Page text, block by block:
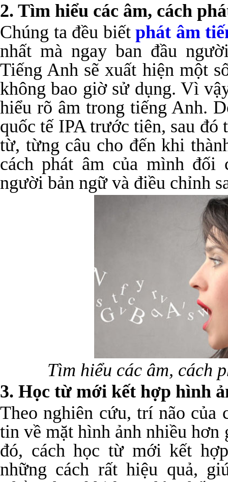
2. Tìm hiểu các âm, cách
Chúng ta đều biết phát âm
nhất mà ngay ban đầu
Tiếng Anh sẽ xuất hiện một
không bao giờ sử dụng. Vì
hiểu rõ âm trong tiếng Anh.
quốc tế IPA trước tiên, sau đó
từ, từng câu cho đến khi
cách phát âm của mình đối
người bản ngữ và điều chỉnh
Tìm hiểu các âm, cách
3. Học từ mới kết hợp hình
Theo nghiên cứu, trí não của
tin về mặt hình ảnh nhiều
đó, cách học từ mới kết
những cách rất hiệu quả,